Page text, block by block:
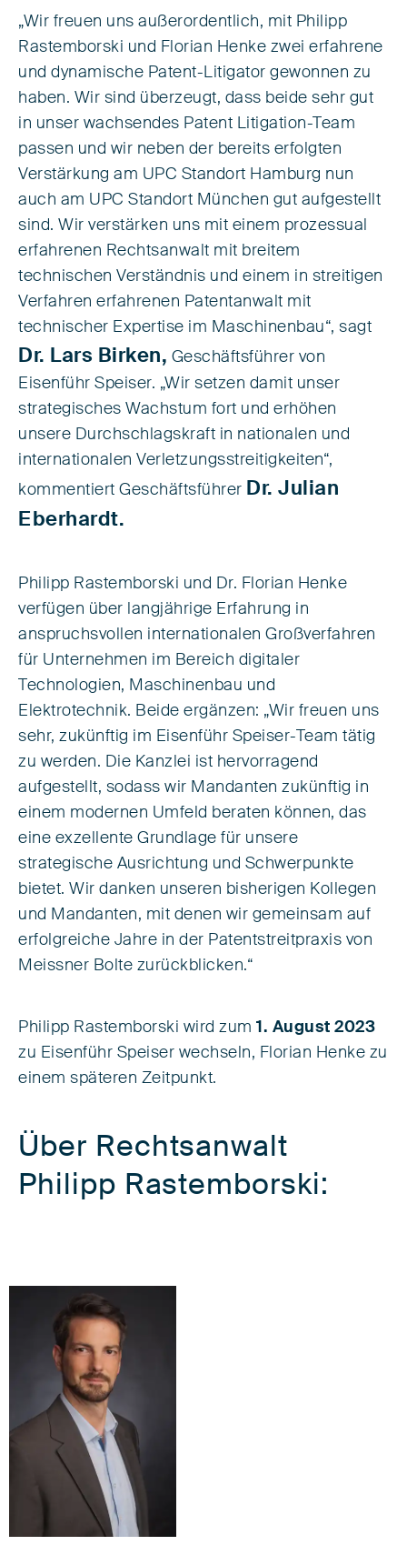
„Wir freuen uns außerordentlich, mit Philipp
Rastemborski und Florian Henke zwei erfahrene
und dynamische Patent-Litigator gewonnen zu
haben. Wir sind überzeugt, dass beide sehr gut
in unser wachsendes Patent Litigation-Team
passen und wir neben der bereits erfolgten
Verstärkung am UPC Standort Hamburg nun
auch am UPC Standort München gut aufgestellt
sind. Wir verstärken uns mit einem prozessual
erfahrenen Rechtsanwalt mit breitem
technischen Verständnis und einem in streitigen
Verfahren erfahrenen Patentanwalt mit
technischer Expertise im Maschinenbau“, sagt
Dr. Lars Birken, Geschäftsführer von
Eisenführ Speiser. „Wir setzen damit unser
strategisches Wachstum fort und erhöhen
unsere Durchschlagskraft in nationalen und
internationalen Verletzungsstreitigkeiten“,
kommentiert Geschäftsführer Dr. Julian
Eberhardt.
Philipp Rastemborski und Dr. Florian Henke
verfügen über langjährige Erfahrung in
anspruchsvollen internationalen Großverfahren
für Unternehmen im Bereich digitaler
Technologien, Maschinenbau und
Elektrotechnik. Beide ergänzen: „Wir freuen uns
sehr, zukünftig im Eisenführ Speiser-Team tätig
zu werden. Die Kanzlei ist hervorragend
aufgestellt, sodass wir Mandanten zukünftig in
einem modernen Umfeld beraten können, das
eine exzellente Grundlage für unsere
strategische Ausrichtung und Schwerpunkte
bietet. Wir danken unseren bisherigen Kollegen
und Mandanten, mit denen wir gemeinsam auf
erfolgreiche Jahre in der Patentstreitpraxis von
Meissner Bolte zurückblicken.“
Philipp Rastemborski wird zum 1. August 2023
zu Eisenführ Speiser wechseln, Florian Henke zu
einem späteren Zeitpunkt.
Über Rechtsanwalt
Philipp Rastemborski: